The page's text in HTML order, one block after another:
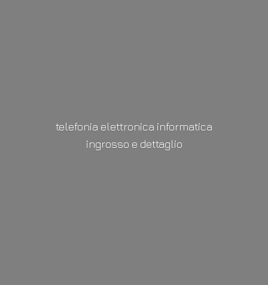
telefonia elettronica informatica
ingrosso e dettaglio